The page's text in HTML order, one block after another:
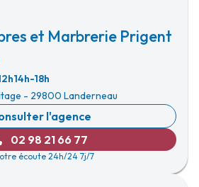
et Marbrerie Prigent
14h-18h
- 29800 Landerneau
l'agence
02 98 21 66 77
écoute 24h/24 7j/7